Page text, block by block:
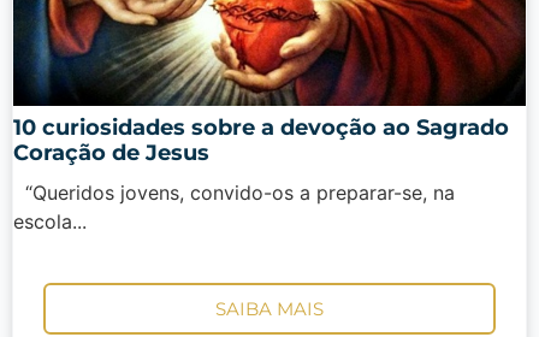
10 curiosidades sobre a devoção ao Sagrado
Coração de Jesus
“Queridos jovens, convido-os a preparar-se, na
escola...
SAIBA MAIS